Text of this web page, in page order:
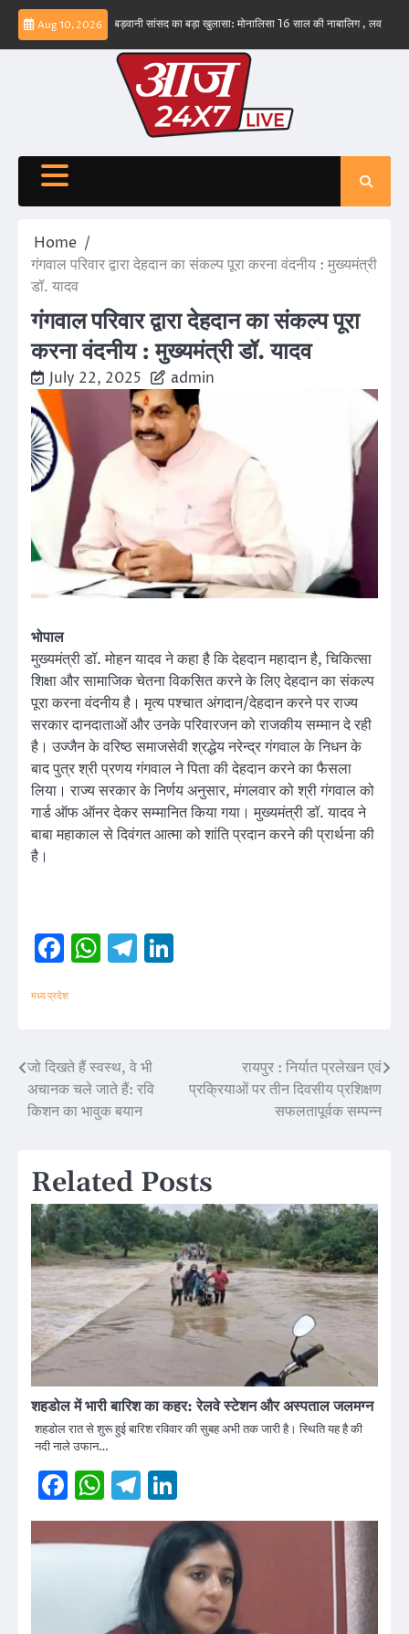
Skip
content
Aug 10, 2026
नहीं – ईरान बड़वानी सांसद का बड़ा खुलासा: मोनालिसा 16 साल की नाबालिग , लव जिहाद के
Home
गंगवाल परिवार द्वारा देहदान का संकल्प पूरा करना वंदनीय : मुख्यमंत्री
डॉ. यादव
गंगवाल परिवार द्वारा देहदान का संकल्प पूरा
करना वंदनीय : मुख्यमंत्री डॉ. यादव
July 22, 2025 admin
भोपाल
मुख्यमंत्री डॉ. मोहन यादव ने कहा है कि देहदान महादान है, चिकित्सा
शिक्षा और सामाजिक चेतना विकसित करने के लिए देहदान का संकल्प
पूरा करना वंदनीय है। मृत्य पश्चात अंगदान/देहदान करने पर राज्य
सरकार दानदाताओं और उनके परिवारजन को राजकीय सम्मान दे रही
है। उज्जैन के वरिष्ठ समाजसेवी श्रद्धेय नरेन्द्र गंगवाल के निधन के
बाद पुत्र श्री प्रणय गंगवाल ने पिता की देहदान करने का फैसला
लिया। राज्य सरकार के निर्णय अनुसार, मंगलवार को श्री गंगवाल को
गार्ड ऑफ ऑनर देकर सम्मानित किया गया। मुख्यमंत्री डॉ. यादव ने
बाबा महाकाल से दिवंगत आत्मा को शांति प्रदान करने की प्रार्थना की
है।
Facebook
WhatsApp
Telegram
मध्य प्रदेश
Post
navigation
जो दिखते हैं स्वस्थ, वे भी
अचानक चले जाते हैं: रवि
किशन का भावुक बयान
रायपुर : निर्यात प्रलेखन एवं
प्रक्रियाओं पर तीन दिवसीय प्रशिक्षण
सफलतापूर्वक सम्पन्न
Related Posts
शहडोल में भारी बारिश का कहर: रेलवे स्टेशन और अस्पताल जलमग्न
शहडोल रात से शुरू हुई बारिश रविवार की सुबह अभी तक जारी है। स्थिति यह है की
नदी नाले उफान…
Facebook
WhatsApp
Telegram